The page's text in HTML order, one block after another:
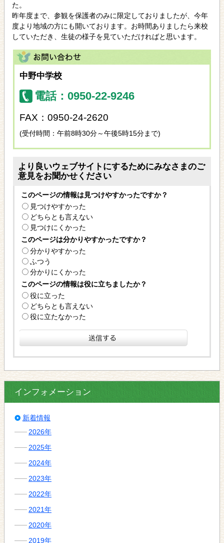
た。
昨年度まで、参観を保護者のみに限定しておりましたが、今年
度より地域の方にも開いております。お時間ありましたら来校
していただき、生徒の様子を見ていただければと思います。
中野中学校
電話：0950-22-9246
FAX：0950-24-2620
(受付時間：午前8時30分～午後5時15分まで)
より良いウェブサイトにするためにみなさまのご
意見をお聞かせください
このページの情報は見つけやすかったですか？
見つけやすかった
どちらとも言えない
見つけにくかった
このページは分かりやすかったですか？
分かりやすかった
ふつう
分かりにくかった
このページの情報は役に立ちましたか？
役に立った
どちらとも言えない
役に立たなかった
インフォメーション
新着情報
2026年
2025年
2024年
2023年
2022年
2021年
2020年
2019年